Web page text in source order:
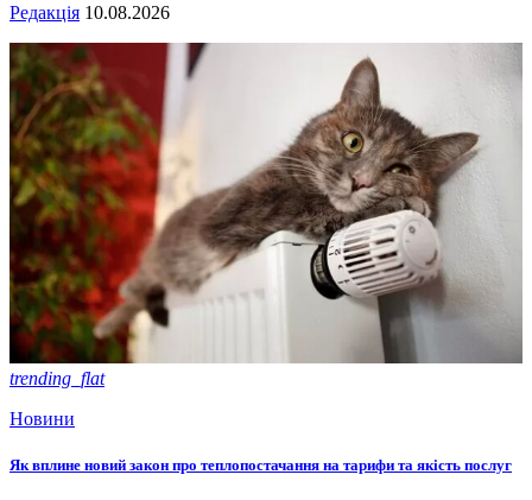
Редакція 10.08.2026
trending_flat
Новини
Як вплине новий закон про теплопостачання на тарифи та якість послуг